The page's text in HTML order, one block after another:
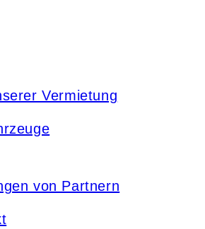
Vermietung
von Partnern